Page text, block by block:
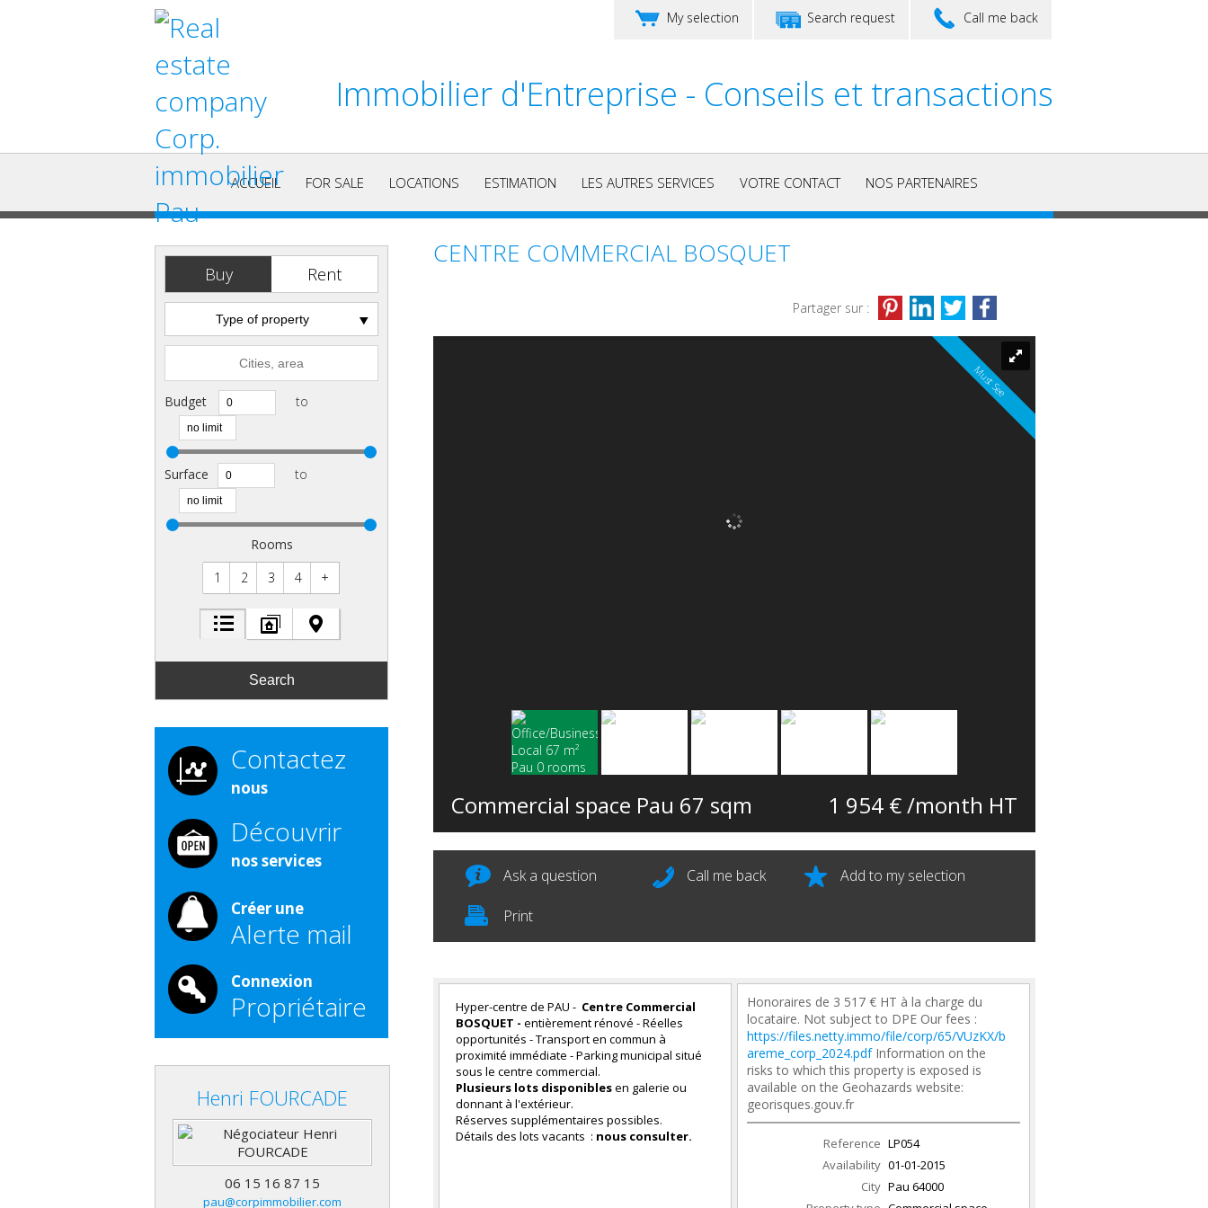
Immobilier d'Entreprise - Conseils et transactions
Call me back
Search request
My selection
ACCUEIL FOR SALE LOCATIONS ESTIMATION LES AUTRES SERVICES VOTRE CONTACT NOS PARTENAIRES
Buy Rent
Type of property
Budget to
Surface to
Rooms
1
2 3 4 +
Contactez
nous
Découvrir
nos services
Créer une
Alerte mail
Connexion
Propriétaire
Henri FOURCADE
06 15 16 87 15
pau@corpimmobilier.com
CENTRE COMMERCIAL BOSQUET
Partager sur :
Must See
Commercial space Pau 67 sqm 1 954 € /month HT
Ask a question Call me back Add to my selection
Print
Hyper-centre de PAU - Centre Commercial
BOSQUET - entièrement rénové - Réelles
opportunités - Transport en commun à
proximité immédiate - Parking municipal situé
sous le centre commercial.
Plusieurs lots disponiblesen galerie ou
donnant à l'extérieur.
Réserves supplémentaires possibles.
Détails des lots vacants : nous consulter.
Honoraires de 3 517 € HT à la charge du
locataire. Not subject to DPE Our fees :
https://files.netty.immo/file/corp/65/VUzKX/b
areme_corp_2024.pdfInformation on the
risks to which this property is exposed is
available on the Geohazards website:
georisques.gouv.fr
Reference LP054
Availability 01-01-2015
City Pau 64000